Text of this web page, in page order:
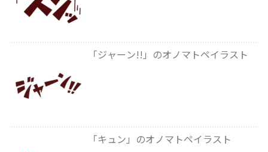
「ジャーン!!」のオノマトペイラスト
「キュン」のオノマトペイラスト